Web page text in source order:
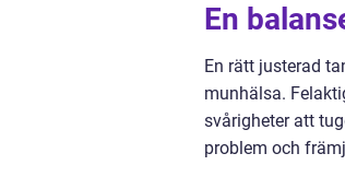
En
En rätt justerad
munhälsa.
svårigheter att
problem och